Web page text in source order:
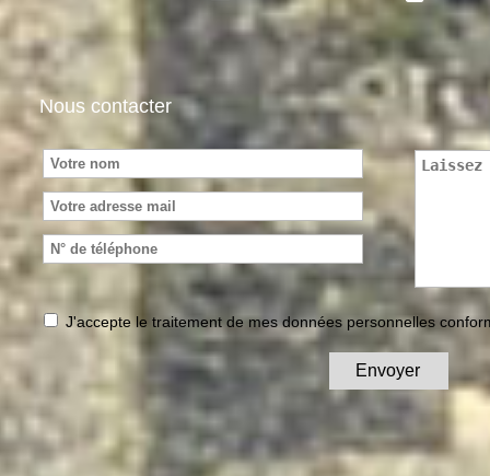
Nous contacter
J'accepte le traitement de mes données personnelles